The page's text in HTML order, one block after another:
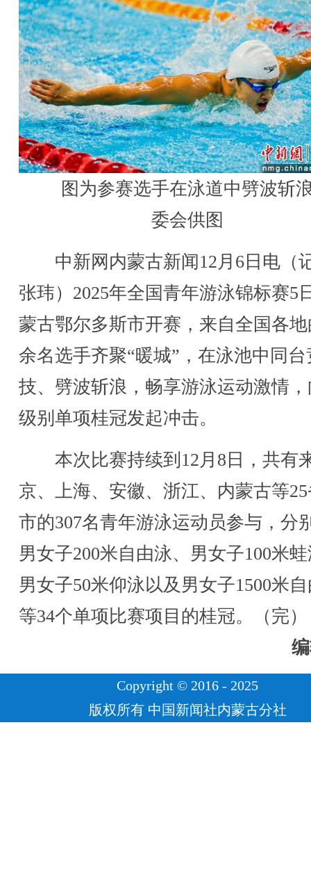
图为参赛选手在泳道中劈波斩
委会供图
中新网内蒙古新闻12月6日电（
张玮）2025年全国青年游泳锦标赛5
蒙古鄂尔多斯市开赛，来自全国各地
余名选手齐聚“暖城”，在泳池中同台
技、劈波斩浪，畅享游泳运动激情
级别单项桂冠发起冲击。
本次比赛持续到12月8日，共有
京、上海、安徽、浙江、内蒙古等
市的307名青年游泳运动员参与，分
男女子200米自由泳、男女子100米
男女子50米仰泳以及男女子1500米
等34个单项比赛项目的桂冠。（完）
Copyright © 2016 - 2025
版权所有 中国新闻社内蒙古分社